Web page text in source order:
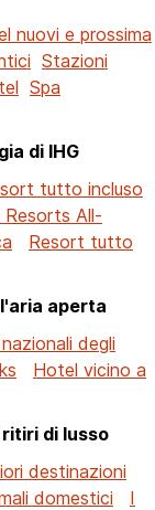
nuovi e prossima
Stazioni
Spa
di IHG
tutto incluso
Resorts All-
Resort tutto
aperta
degli
Hotel vicino a
di lusso
destinazioni
domestici
I